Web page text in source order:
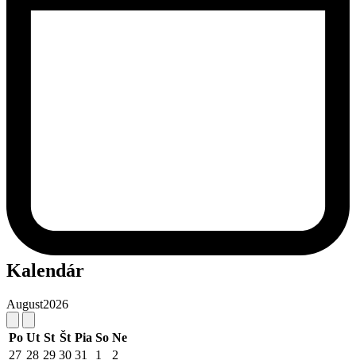
Kalendár
August2026
Po Ut St Št Pia So Ne
27 28 29 30 31 1
2